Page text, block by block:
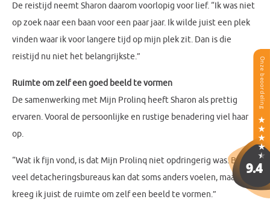
De reistijd neemt Sharon daarom voorlopig voor lief. “Ik was niet
op zoek naar een baan voor een paar jaar. Ik wilde juist een plek
vinden waar ik voor langere tijd op mijn plek zit. Dan is die
reistijd nu niet het belangrijkste.”
Ruimte om zelf een goed beeld te vormen
De samenwerking met Mijn Prolinq heeft Sharon als prettig
ervaren. Vooral de persoonlijke en rustige benadering viel haar
op.
“Wat ik fijn vond, is dat Mijn Prolinq niet opdringerig was. Bij
veel detacheringsbureaus kan dat soms anders voelen, maar hier
kreeg ik juist de ruimte om zelf een beeld te vormen.”